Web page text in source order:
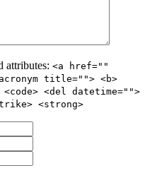
attributes: <a href=""
title=""> <b>
<del datetime="">
<strong>